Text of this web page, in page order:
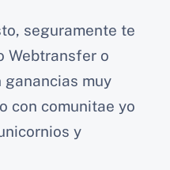
seguramente te
Webtransfer o
ganancias muy
con comunitae yo
y